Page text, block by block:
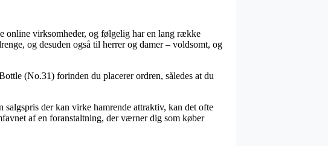
online virksomheder, og følgelig har en lang række
og desuden også til herrer og damer – voldsomt, og
(No.31) forinden du placerer ordren, således at du
der kan virke hamrende attraktiv, kan det ofte
af en foranstaltning, der værner dig som køber